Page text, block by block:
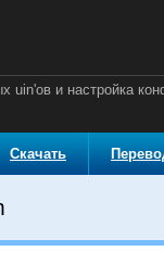
uin'ов и настройка
Скачать